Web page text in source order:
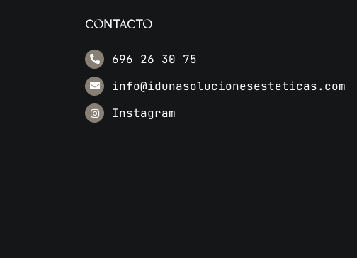
CONTACTO
696 26 30 75
info@idunasolucionesesteticas.com
Instagram